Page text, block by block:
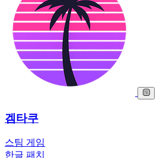
겜타쿠
스팀 게임
한글 패치